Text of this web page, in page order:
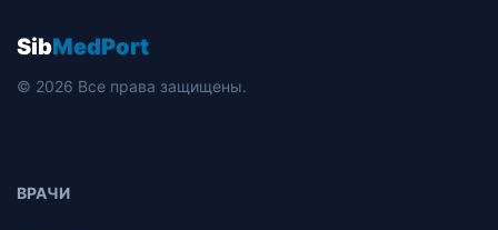
SibMedPort
© 2026 Все права защищены.
ВРАЧИ